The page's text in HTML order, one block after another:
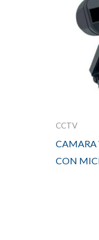
CCTV
CAMARA
CON